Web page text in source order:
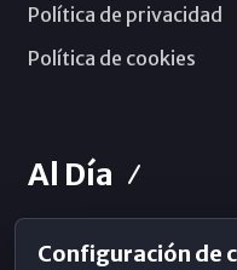
Política de privacidad
Política de cookies
Al Día
Horarios de Misa
Configuración de